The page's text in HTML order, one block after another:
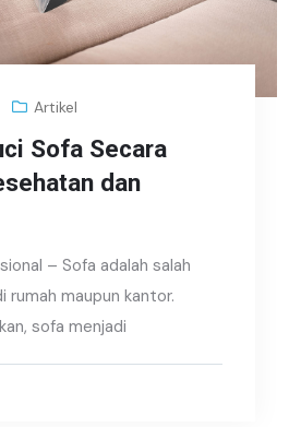
Artikel
Sofa Secara
dan
– Sofa adalah salah
maupun kantor.
sofa menjadi